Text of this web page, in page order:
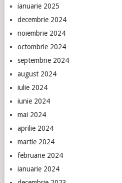
ianuarie 2025
decembrie 2024
noiembrie 2024
octombrie 2024
septembrie 2024
august 2024
iulie 2024
iunie 2024
mai 2024
aprilie 2024
martie 2024
februarie 2024
ianuarie 2024